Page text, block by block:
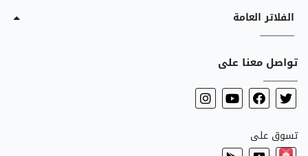
الفلاتر العامة
تواصل معنا على
تسوق على